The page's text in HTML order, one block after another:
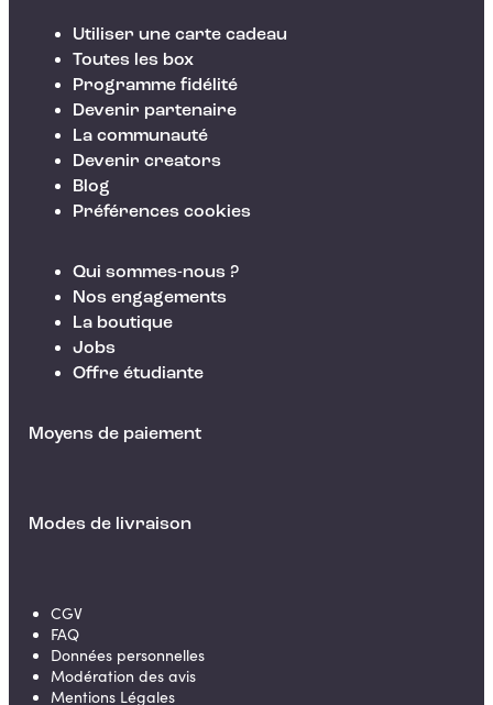
Utiliser une carte cadeau
Toutes les box
Programme fidélité
Devenir partenaire
La communauté
Devenir creators
Blog
Préférences cookies
Qui sommes-nous ?
Nos engagements
La boutique
Jobs
Offre étudiante
Moyens de paiement
Modes de livraison
CGV
FAQ
Données personnelles
Modération des avis
Mentions Légales